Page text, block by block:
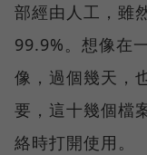
部經由人工，雖
99.9%。想像在
像，過個幾天，
要，這十幾個檔
絡時打開使用。